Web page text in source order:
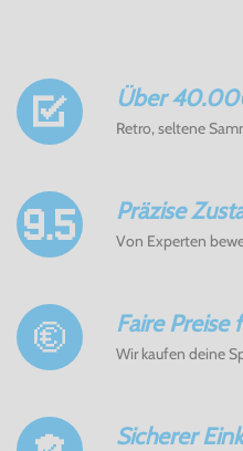
Über
Retro, seltene
Präzise
Von Experten
Faire Preise
Wir kaufen deine
Sicherer